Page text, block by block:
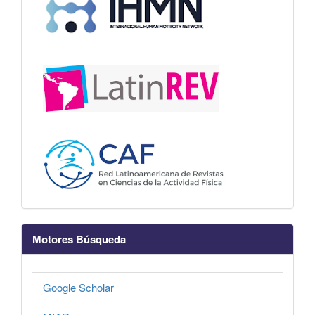
Motores Búsqueda
Google Scholar